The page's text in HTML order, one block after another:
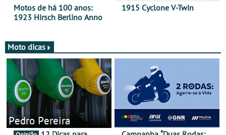
Motos de há 100 anos:
1923 Hirsch Berlino Anno
1915 Cyclone V-Twin
Moto dicas
Pedro Pereira